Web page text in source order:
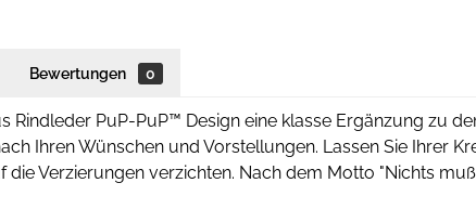
Bewertungen 0
Rindleder PuP-PuP™ Design eine klasse Ergänzung zu
Ihren Wünschen und Vorstellungen. Lassen Sie Ihrer
die Verzierungen verzichten. Nach dem Motto "Nichts